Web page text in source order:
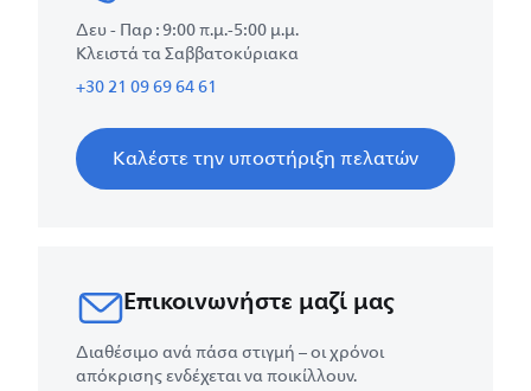
Δευ - Παρ : 9:00 π.μ.-5:00 μ.μ.
Κλειστά τα Σαββατοκύριακα
+30 21 09 69 64 61
Καλέστε την υποστήριξη πελατών
Επικοινωνήστε μαζί μας
Διαθέσιμο ανά πάσα στιγμή – οι χρόνοι
απόκρισης ενδέχεται να ποικίλλουν.